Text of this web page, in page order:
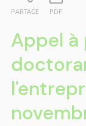
PARTAGE PDF
Appel